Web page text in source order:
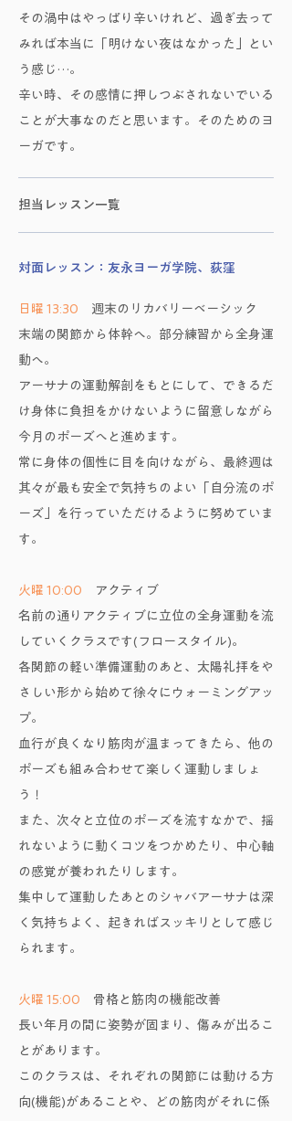
その渦中はやっぱり辛いけれど、過ぎ去って
みれば本当に「明けない夜はなかった」とい
う感じ…。
辛い時、その感情に押しつぶされないでいる
ことが大事なのだと思います。そのためのヨ
ーガです。
担当レッスン一覧
対面レッスン：​友永ヨーガ学院、荻窪
日曜 13:30
週末のリカバリーベーシック
末端の関節から体幹へ。部分練習から全身運
動へ。
アーサナの運動解剖をもとにして、できるだ
け身体に負担をかけないように留意しながら
今月のポーズへと進めます。
常に身体の個性に目を向けながら、最終週は
其々が最も安全で気持ちのよい「自分流のポ
ーズ」を行っていただけるように努めていま
す。
火曜 10:00
アクティブ
名前の通りアクティブに立位の全身運動を流
していくクラスです(フロースタイル)。
各関節の軽い準備運動のあと、太陽礼拝をや
さしい形から始めて徐々にウォーミングアッ
プ。
血行が良くなり筋肉が温まってきたら、他の
ポーズも組み合わせて楽しく運動しましょ
う！
また、次々と立位のポーズを流すなかで、揺
れないように動くコツをつかめたり、中心軸
の感覚が養われたりします。
集中して運動したあとのシャバアーサナは深
く気持ちよく、起きればスッキリとして感じ
られます。
火曜 15:00
骨格と筋肉の機能改善
長い年月の間に姿勢が固まり、傷みが出るこ
とがあります。
このクラスは、それぞれの関節には動ける方
向(機能)があることや、どの筋肉がそれに係